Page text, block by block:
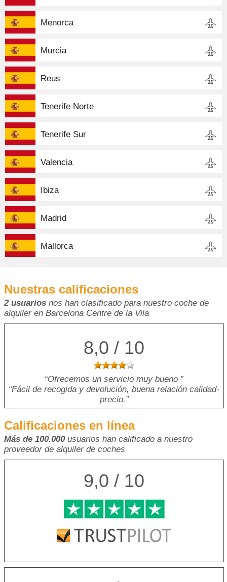
Menorca
Murcia
Reus
Tenerife Norte
Tenerife Sur
Valencia
Ibiza
Madrid
Mallorca
Nuestras calificaciones
2 usuarios nos han clasificado para nuestro coche de
alquiler en Barcelona Centre de la Vila
8,0 / 10
Ofrecemos un servicio muy bueno
Fácil de recogida y devolución, buena relación calidad-
precio.
Calificaciones en línea
Más de 100.000usuarios han calificado a nuestro
proveedor de alquiler de coches
9,0 / 10